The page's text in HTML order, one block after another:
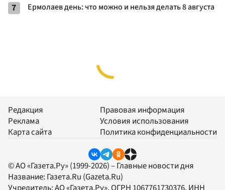
7 Ермолаев день: что можно и нельзя делать 8 августа
Редакция
Реклама
Карта сайта
Правовая информация
Условия использования
Политика конфиденциальности
© АО «Газета.Ру» (1999-2026) – Главные новости дня
Название: Газета.Ru (Gazeta.Ru)